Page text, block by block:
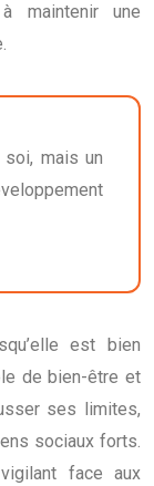
maintenir une
mais un
est bien
de bien-être et
ses limites,
sociaux forts.
face aux